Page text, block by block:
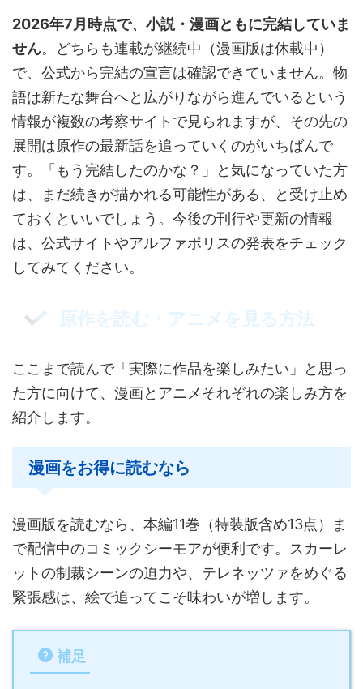
2026年7月時点で、小説・漫画ともに完結していま
せん。どちらも連載が継続中（漫画版は休載中）
で、公式から完結の宣言は確認できていません。物
語は新たな舞台へと広がりながら進んでいるという
情報が複数の考察サイトで見られますが、その先の
展開は原作の最新話を追っていくのがいちばんで
す。「もう完結したのかな？」と気になっていた方
は、まだ続きが描かれる可能性がある、と受け止め
ておくといいでしょう。今後の刊行や更新の情報
は、公式サイトやアルファポリスの発表をチェック
してみてください。
原作を読む・アニメを見る方法
ここまで読んで「実際に作品を楽しみたい」と思っ
た方に向けて、漫画とアニメそれぞれの楽しみ方を
紹介します。
漫画をお得に読むなら
漫画版を読むなら、本編11巻（特装版含め13点）ま
で配信中のコミックシーモアが便利です。スカーレ
ットの制裁シーンの迫力や、テレネッツァをめぐる
緊張感は、絵で追ってこそ味わいが増します。
補足